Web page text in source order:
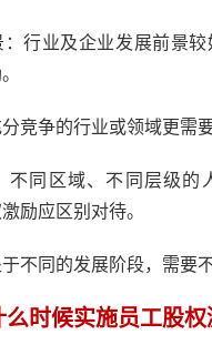
：行业及企业发展前景
竞争的行业或领域更需
不同区域、不同层级的
励应区别对待。
不同的发展阶段，需要
时候实施员工股权